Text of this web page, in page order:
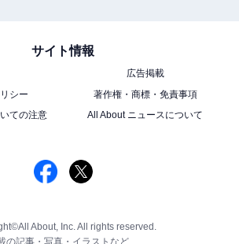
サイト情報
広告掲載
シー
著作権・商標・免責事項
ての注意
All About ニュースについて
About, Inc. All rights reserved.
の記事・写真・イラストなど、